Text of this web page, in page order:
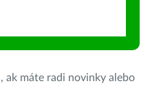
ak máte radi novinky alebo